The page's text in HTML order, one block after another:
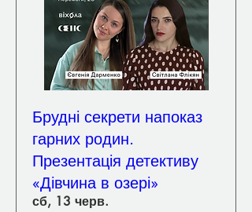
Брудні секрети напоказ
гарних родин.
Презентація детективу
«Дівчина в озері»
сб, 13 черв.